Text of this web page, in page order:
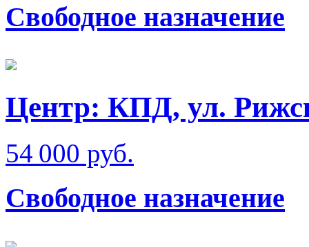
Свободное назначение
Центр: КПД, ул.
54 000 руб.
Свободное назначение